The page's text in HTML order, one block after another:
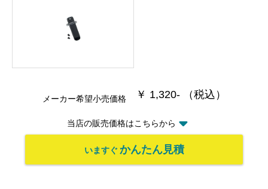
メーカー希望小売価格 ￥ 1,320- （税込）
当店の販売価格はこちらから
いますぐ かんたん見積